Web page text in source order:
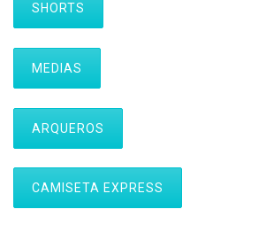
SHORTS
MEDIAS
ARQUEROS
CAMISETA EXPRESS